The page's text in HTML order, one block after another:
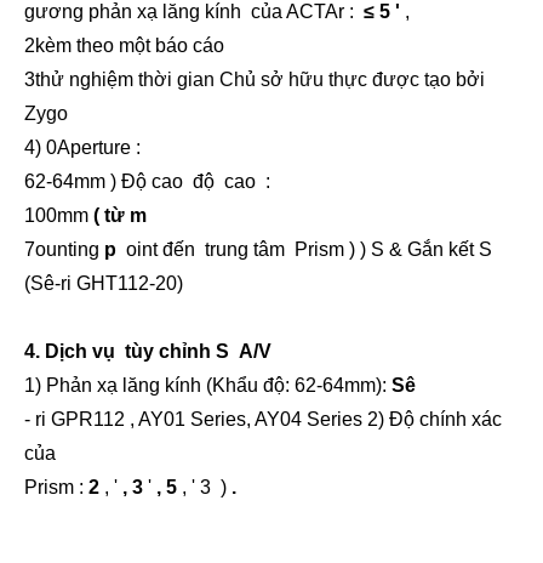
gương phản xạ lăng kính của ACTAr : ≤ 5 ' ,
2kèm theo một báo cáo
3thử nghiệm thời gian Chủ sở hữu thực được tạo bởi
Zygo
4) 0Aperture :
62-64mm ) Độ cao độ cao :
100mm ( từ m
7ounting p ointđến trung tâm Prism ) ) S & Gắn kết S
(Sê-ri GHT112-20)
4. Dịch vụ tùy chỉnh S A/V
1) Phản xạ lăng kính (Khẩu độ: 62-64mm): Sê
- ri GPR112 , AY01 Series, AY04 Series 2) Độ chính xác
của
Prism : 2 , ' , 3 ' , 5 , ' 3 ) .